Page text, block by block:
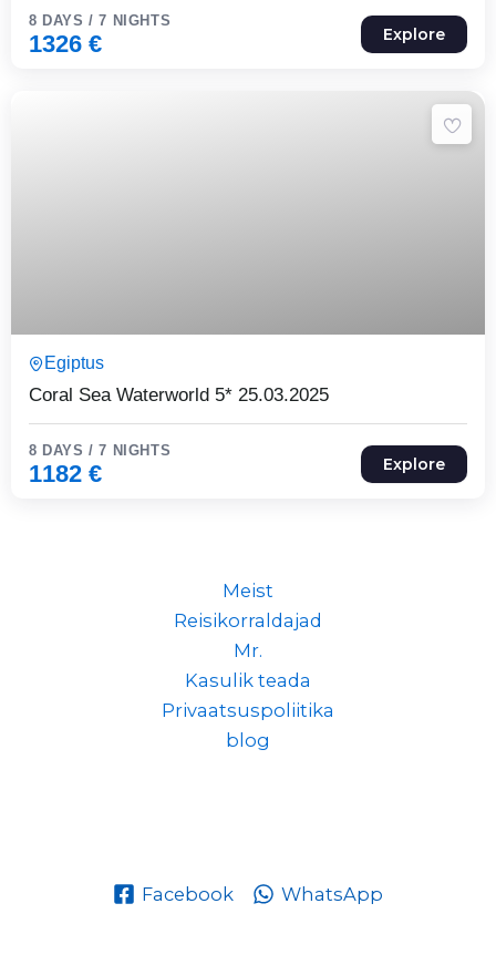
8 DAYS / 7 NIGHTS
1326 € Explore
Egiptus
Coral Sea Waterworld 5* 25.03.2025
8 DAYS / 7 NIGHTS
1182 € Explore
Meist
Reisikorraldajad
Mr.
Kasulik teada
Privaatsuspoliitika
blog
Facebook WhatsApp